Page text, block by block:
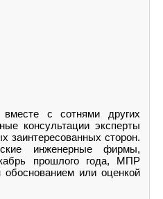
с сотнями других
консультации эксперты
заинтересованных сторон.
инженерные фирмы,
прошлого года, МПР
или оценкой